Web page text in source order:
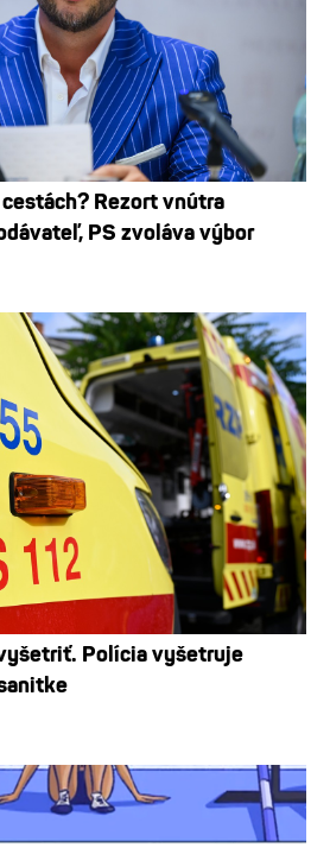
Rezort vnútra
PS zvoláva výbor
Polícia vyšetruje